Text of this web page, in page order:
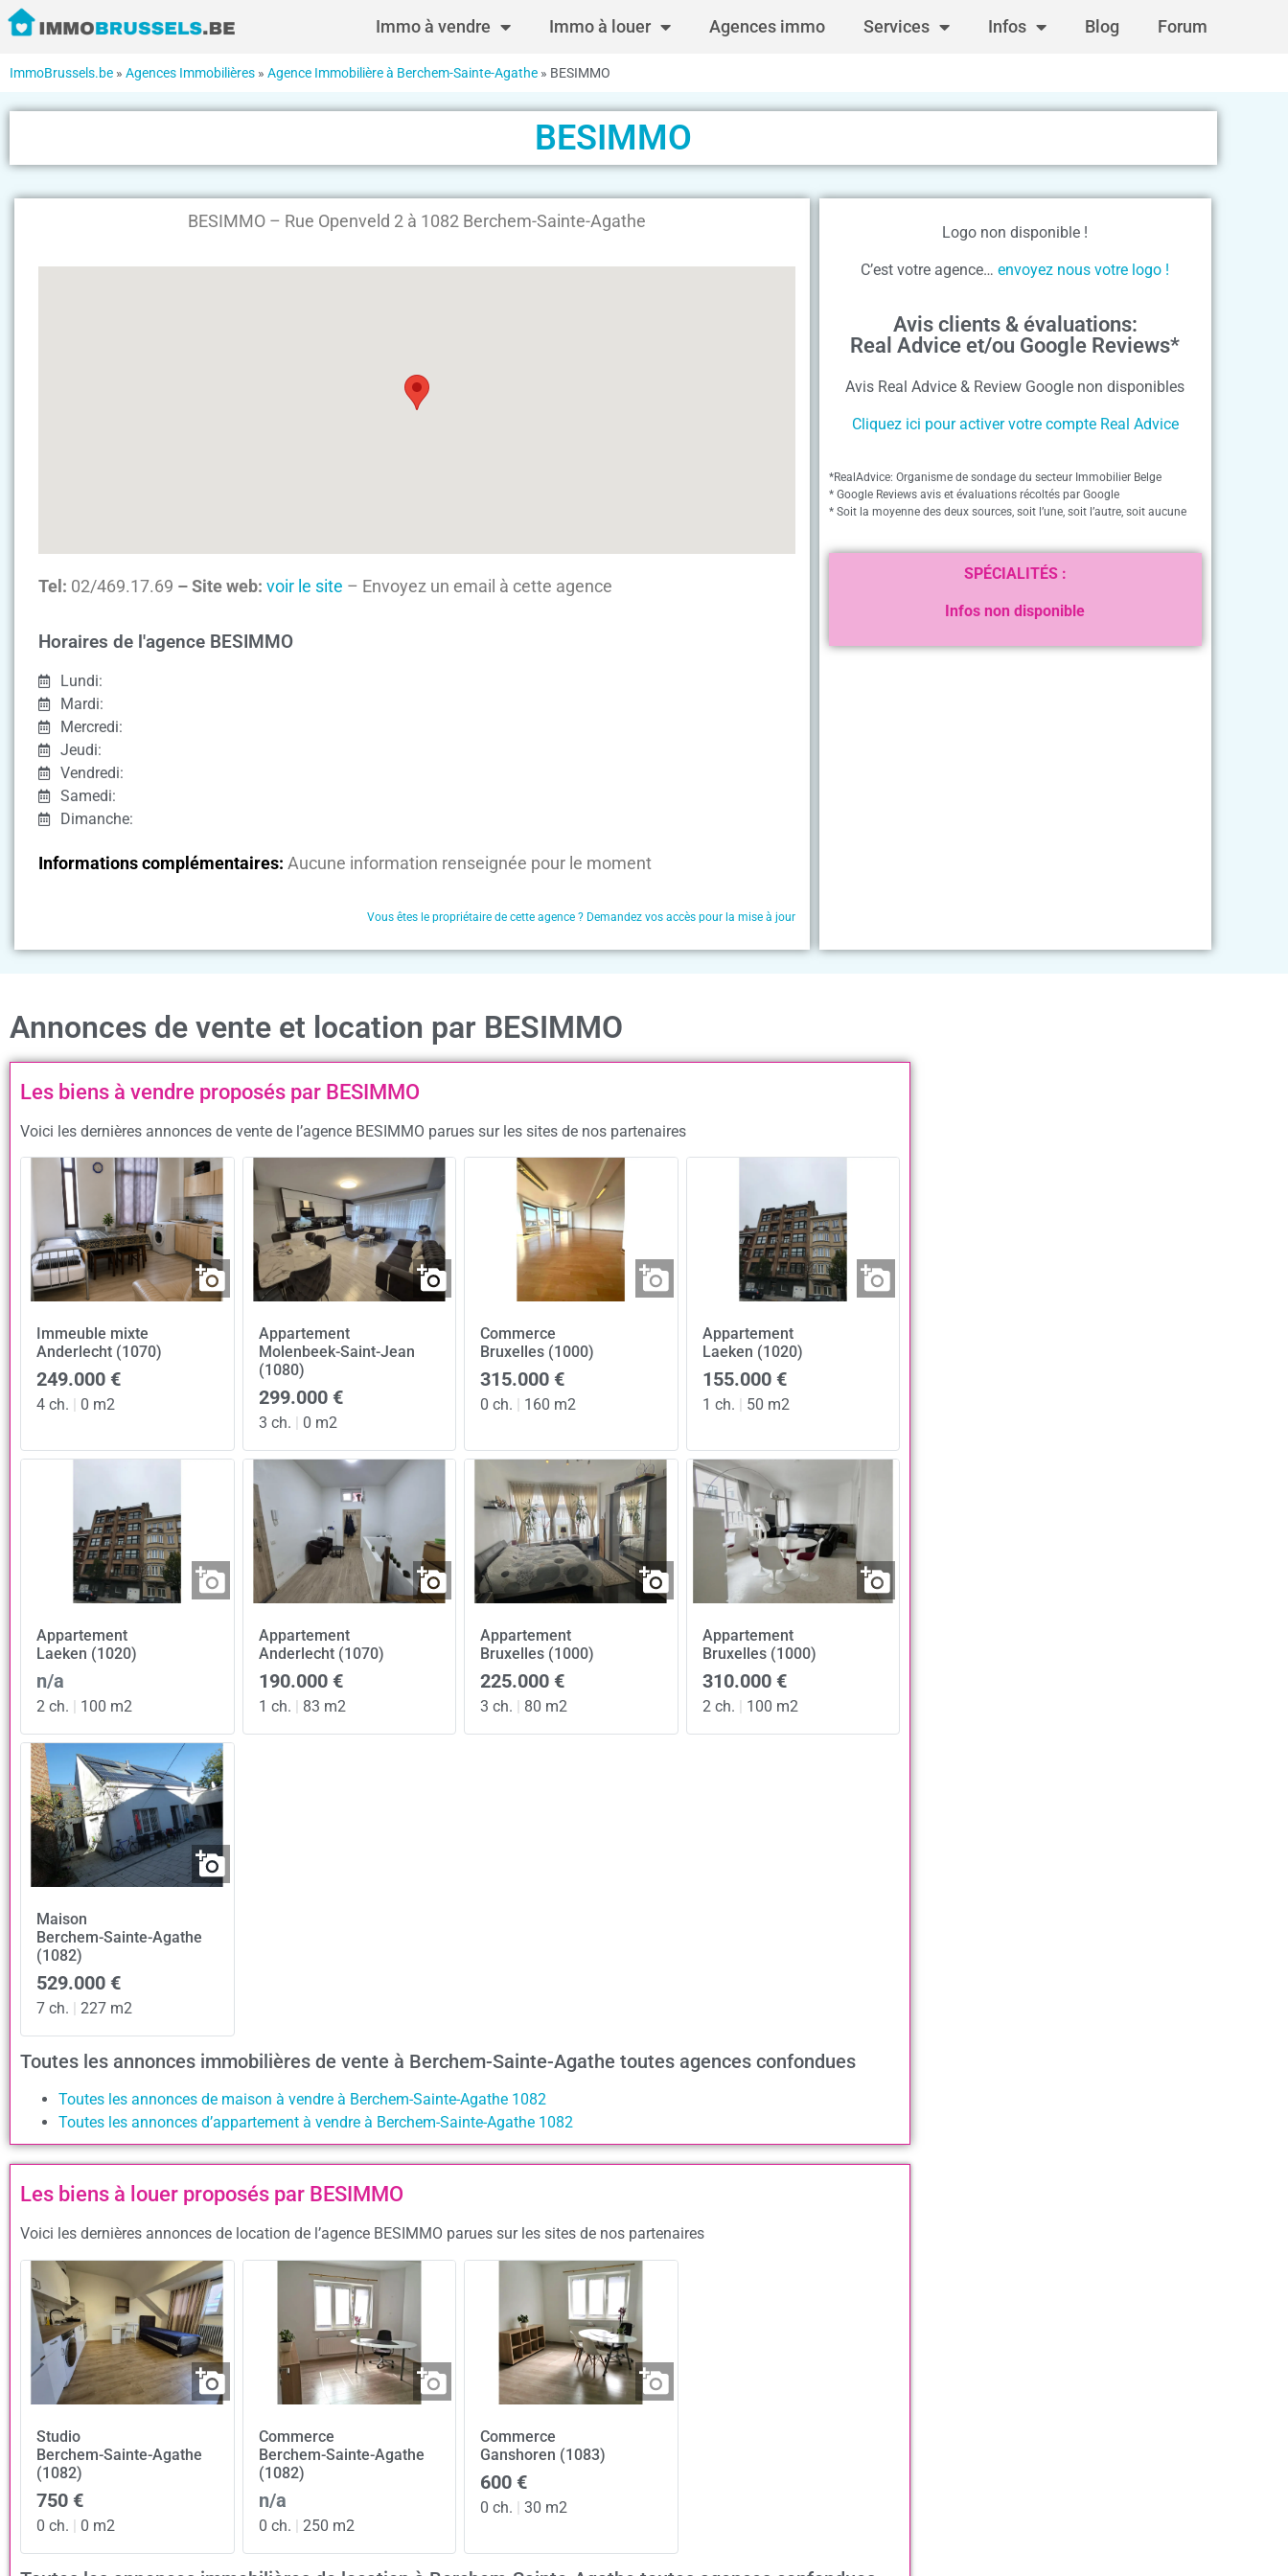
Immo à vendre Immo à louer Agences immo Services Infos Blog Forum
ImmoBrussels.be » Agences Immobilières » Agence Immobilière à Berchem-Sainte-Agathe » BESIMMO
BESIMMO
BESIMMO – Rue Openveld 2 à 1082 Berchem-Sainte-Agathe
Tel: 02/469.17.69 – Site web: voir le site – Envoyez un email à cette agence
Horaires de l'agence BESIMMO
Lundi:
Mardi:
Mercredi:
Jeudi:
Vendredi:
Samedi:
Dimanche:
Informations complémentaires: Aucune information renseignée pour le moment
Vous êtes le propriétaire de cette agence ? Demandez vos accès pour la mise à jour
Logo non disponible !
C’est votre agence…envoyez nous votre logo !
Avis clients & évaluations:
Real Advice et/ou Google Reviews*
Avis Real Advice & Review Google non disponibles
Cliquez ici pour activer votre compte Real Advice
*RealAdvice: Organisme de sondage du secteur Immobilier Belge
* Google Reviews avis et évaluations récoltés par Google
* Soit la moyenne des deux sources, soit l’une, soit l’autre, soit aucune
SPÉCIALITÉS :
Infos non disponible
Annonces de vente et location par BESIMMO
Les biens à vendre proposés par BESIMMO
Voici les dernières annonces de vente de l’agence BESIMMO parues sur les sites de nos partenaires
Immeuble mixte
Anderlecht (1070)
249.000 €
4 ch. | 0 m2
Appartement
Molenbeek-Saint-Jean
(1080)
299.000 €
3 ch. | 0 m2
Commerce
Bruxelles (1000)
315.000 €
0 ch. | 160 m2
Appartement
Laeken (1020)
155.000 €
1 ch. | 50 m2
Appartement
Laeken (1020)
n/a
2 ch. | 100 m2
Appartement
Anderlecht (1070)
190.000 €
1 ch. | 83 m2
Appartement
Bruxelles (1000)
225.000 €
3 ch. | 80 m2
Appartement
Bruxelles (1000)
310.000 €
2 ch. | 100 m2
Maison
Berchem-Sainte-Agathe
(1082)
529.000 €
7 ch. | 227 m2
Toutes les annonces immobilières de vente à Berchem-Sainte-Agathe toutes agences confondues
Toutes les annonces de maison à vendre à Berchem-Sainte-Agathe 1082
Toutes les annonces d’appartement à vendre à Berchem-Sainte-Agathe 1082
Les biens à louer proposés par BESIMMO
Voici les dernières annonces de location de l’agence BESIMMO parues sur les sites de nos partenaires
Studio
Berchem-Sainte-Agathe
(1082)
750 €
0 ch. | 0 m2
Commerce
Berchem-Sainte-Agathe
(1082)
n/a
0 ch. | 250 m2
Commerce
Ganshoren (1083)
600 €
0 ch. | 30 m2